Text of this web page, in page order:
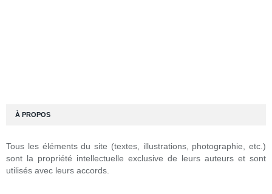
À PROPOS
Tous les éléments du site (textes, illustrations, photographie, etc.)
sont la propriété intellectuelle exclusive de leurs auteurs et sont
utilisés avec leurs accords.